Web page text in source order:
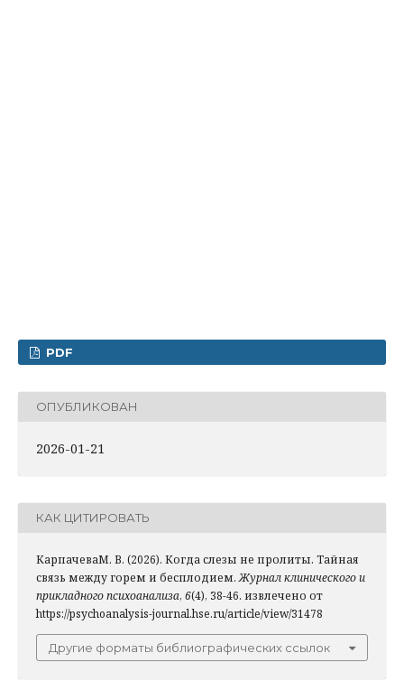
PDF
ОПУБЛИКОВАН
2026-01-21
КАК ЦИТИРОВАТЬ
КарпачеваМ. В. (2026). Когда слезы не пролиты. Тайная
связь между горем и бесплодием.Журнал клинического и
прикладного психоанализа, 6(4), 38-46. извлечено от
https://psychoanalysis-journal.hse.ru/article/view/31478
Другие форматы библиографических ссылок